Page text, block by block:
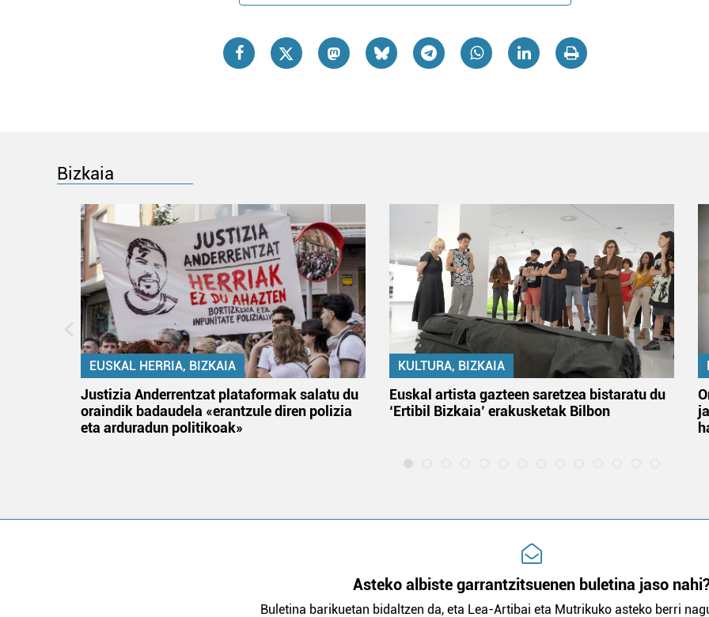
Bizkaia
EUSKAL HERRIA, BIZKAIA
Justizia Anderrentzat plataformak salatu du
oraindik badaudela «erantzule diren polizia
eta arduradun politikoak»
KULTURA, BIZKAIA
Euskal artista gazteen saretzea bistaratu du
‘Ertibil Bizkaia’ erakusketak Bilbon
Asteko albiste garrantzitsuenen buletina jaso
Buletina barikuetan bidaltzen da, eta Lea-Artibai eta Mutrikuko asteko berri